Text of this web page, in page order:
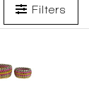
Filters